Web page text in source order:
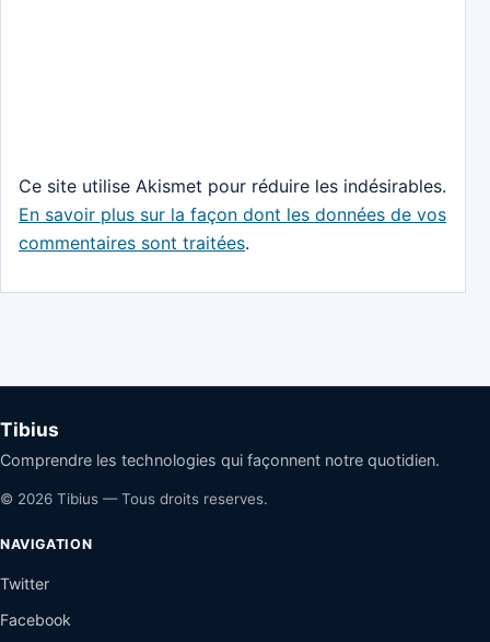
Ce site utilise Akismet pour réduire les indésirables.
En savoir plus sur la façon dont les données de vos
commentaires sont traitées.
Tibius
Comprendre les technologies qui façonnent notre quotidien.
© 2026 Tibius — Tous droits reserves.
NAVIGATION
Twitter
Facebook